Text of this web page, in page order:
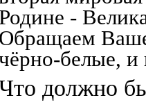
Родине -
Обращаем
белые, и
должно